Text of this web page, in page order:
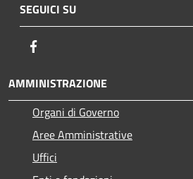
SEGUICI SU
AMMINISTRAZIONE
Organi di Governo
Aree Amministrative
Uffici